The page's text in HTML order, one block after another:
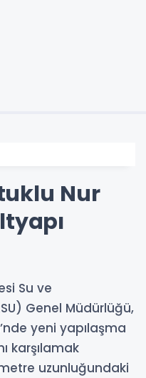
Nur
Su ve
Genel Müdürlüğü,
yeni yapılaşma
karşılamak
uzunluğundaki